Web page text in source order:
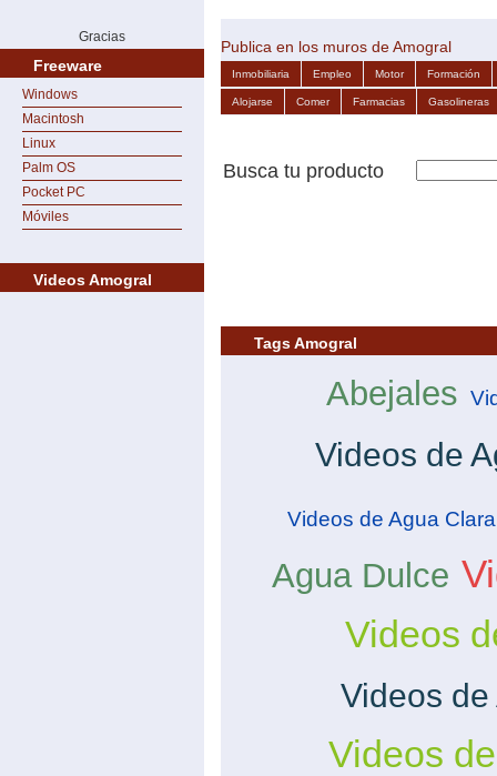
Gracias
Freeware
Windows
Macintosh
Linux
Palm OS
Pocket PC
Móviles
Videos Amogral
Publica en los muros de Amogral
Inmobiliaria Empleo Motor Formación
Alojarse Comer Farmacias Gasolineras
Busca tu producto
Tags Amogral
Abejales
Videos de
Videos de Agua Clara
Agua Dulce
Videos
Videos
Videos